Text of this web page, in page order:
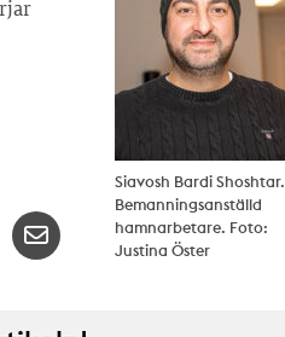
Siavosh Bardi Shoshtar.
Bemanningsanställd
hamnarbetare. Foto:
Justina Öster